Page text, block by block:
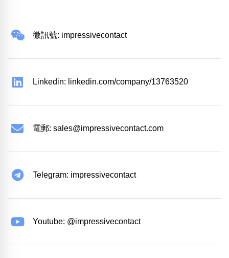
微訊號: impressivecontact
Linkedin: linkedin.com/company/13763520
電郵: sales@impressivecontact.com
Telegram: impressivecontact
Youtube: @impressivecontact